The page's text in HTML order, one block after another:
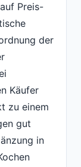
Preis-
der
Käufer
zu einem
gut
in